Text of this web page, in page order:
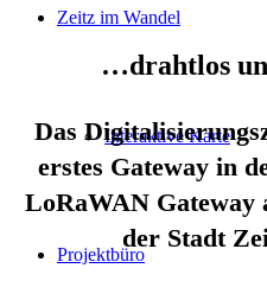
Zeitz im Wandel
Interaktive Karte
Projektbüro
…drahtlos
Das
erstes Gateway in
LoRaWAN Gateway
der Stadt